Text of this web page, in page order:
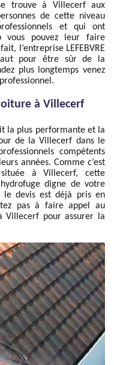
trouve à Villecerf aux
de cette niveau
et qui ont
vous pouvez leur faire
l’entreprise LEFEBVRE
faut pour être sûr de la
plus longtemps venez
à Villecerf
la plus performante et la
de la Villecerf dans le
compétents
années. Comme c’est
située à Villecerf, cette
digne de votre
le devis est déjà pris en
pas à faire appel au
Villecerf pour assurer la